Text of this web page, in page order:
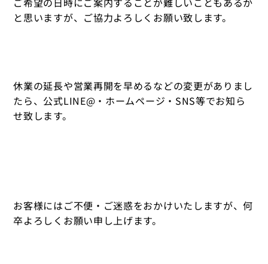
と思いますが、ご協力よろしくお願い致します。
休業の延長や営業再開を早めるなどの変更がありまし
たら、公式LINE@・ホームページ・SNS等でお知ら
せ致します。
お客様にはご不便・ご迷惑をおかけいたしますが、何
卒よろしくお願い申し上げます。